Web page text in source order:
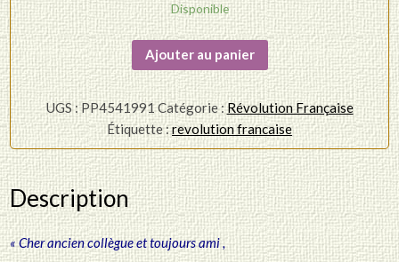
Disponible
quantité
de
Abbé
Grégoire
-
Lettre
Autographe
Signée
-
1804
Ajouter au panier
UGS :PP4541991Catégorie :Révolution Française
Étiquette :revolution francaise
Description
« Cher ancien collègue et toujours ami ,